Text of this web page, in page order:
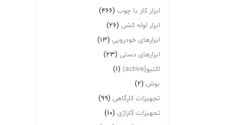
ابزار کار با چوب (466)
ابزار لوله کشی (26)
ابزارهای خودرویی (13)
ابزارهای دستی (23)
اکتیو(active)
(1)
بوش (2)
تجهیزات کارگاهی (99)
تجهیزات گاراژی (10)